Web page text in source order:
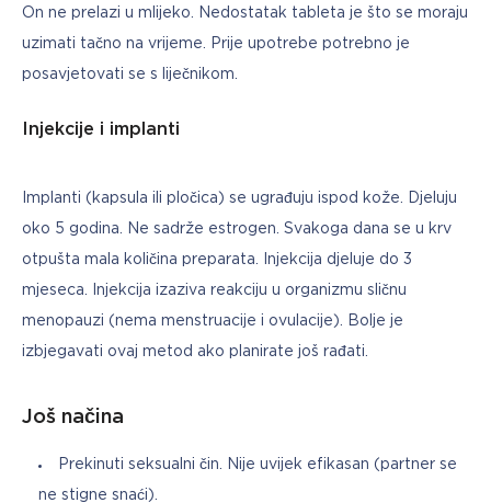
On ne prelazi u mlijeko. Nedostatak tableta je što se moraju
uzimati tačno na vrijeme. Prije upotrebe potrebno je
posavjetovati se s liječnikom.
Injekcije i implanti
Implanti (kapsula ili pločica) se ugrađuju ispod kože. Djeluju
oko 5 godina. Ne sadrže estrogen. Svakoga dana se u krv
otpušta mala količina preparata. Injekcija djeluje do 3
mjeseca. Injekcija izaziva reakciju u organizmu sličnu
menopauzi (nema menstruacije i ovulacije). Bolje je
izbjegavati ovaj metod ako planirate još rađati.
Još načina
Prekinuti seksualni čin. Nije uvijek efikasan (partner se
ne stigne snaći).